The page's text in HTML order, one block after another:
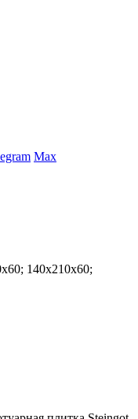
Max
140х210х60;